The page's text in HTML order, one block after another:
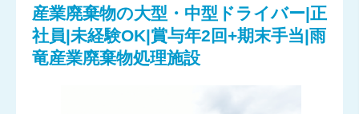
産業廃棄物の大型・中型ドライバー|正
社員|未経験OK|賞与年2回+期末手当|雨
竜産業廃棄物処理施設